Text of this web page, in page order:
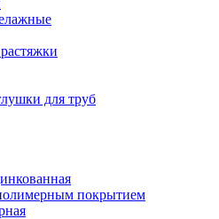
для труб
покрытием